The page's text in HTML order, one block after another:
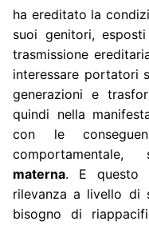
ha ereditato la
suoi genitori,
trasmissione
interessare portatori
generazioni e
quindi nella
con le
materna. E questo
rilevanza a livello di
bisogno di